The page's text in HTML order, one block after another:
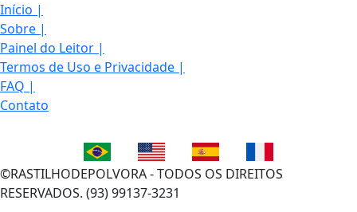
Início |
Sobre |
Painel do Leitor |
Termos de Uso e Privacidade |
FAQ |
Contato
©RASTILHODEPOLVORA - TODOS OS DIREITOS
RESERVADOS. (93) 99137-3231